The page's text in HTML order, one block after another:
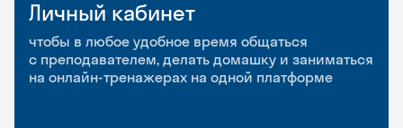
Личный кабинет
чтобы в любое удобное время общаться
с преподавателем, делать домашку и заниматься
на онлайн-тренажерах на одной платформе
Мобильное
приложение
чтобы заниматься и изучать новые слова где
и когда удобно
Разговорные клубы
и Talks
Групповые занятия для разговорной практики
и индивидуальные встречи с преподавателями